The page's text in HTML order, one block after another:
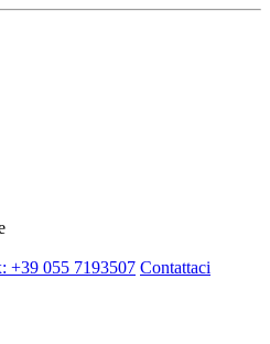
+39 055 7193507 Contattaci